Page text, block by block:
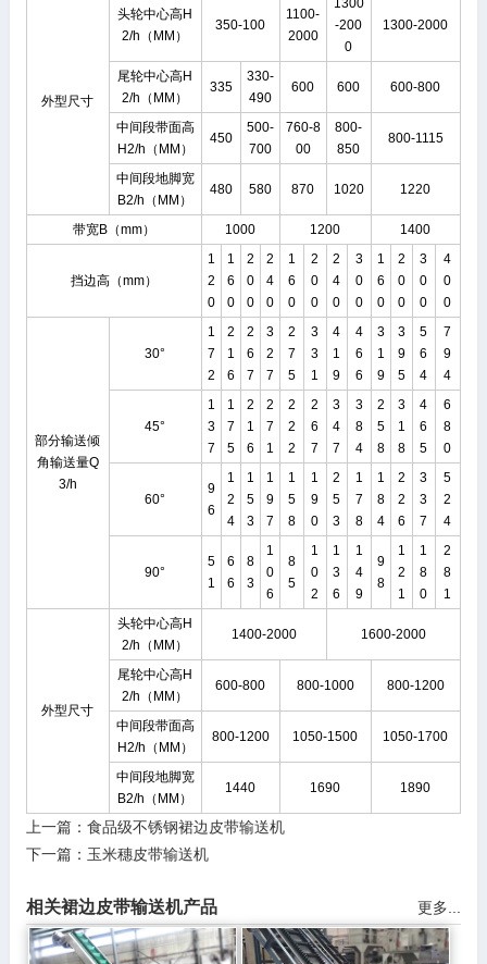
外型尺寸
头轮中心高H
2/h（MM）
350-100
1100-
2000
-200
0
1300-2000
尾轮中心高H
2/h（MM）
335
330-
490
600 600 600-800
中间段带面高
H2/h（MM）
450
500-
700
760-8
00
800-
850
800-1115
中间段地脚宽
B2/h（MM）
480 580 870 1020 1220
带宽B（mm） 1000 1200 1400
挡边高（mm）
1
2
0
1
6
0
2
0
0
2
4
0
1
6
0
2
0
0
2
4
0
3
0
0
1
6
0
2
0
0
3
0
0
4
0
0
部分输送倾
角输送量Q
3/h
30°
1
7
2
2
1
6
2
6
7
3
2
7
2
7
5
3
3
1
4
1
9
4
6
6
3
1
9
3
9
5
5
6
4
7
9
4
45°
1
3
7
1
7
5
2
1
6
2
7
1
2
2
2
2
6
7
3
4
7
3
8
4
2
5
8
3
1
8
4
6
5
6
8
0
60°
9
6
1
2
4
1
5
3
1
9
7
1
5
8
1
9
0
2
5
3
1
7
8
1
8
4
2
2
6
3
3
7
5
2
4
90°
5
1
6
6
8
3
1
0
6
8
5
1
0
2
1
3
6
1
4
9
9
8
1
2
1
1
8
0
2
8
1
外型尺寸
头轮中心高H
2/h（MM）
1400-2000 1600-2000
尾轮中心高H
2/h（MM）
600-800 800-1000 800-1200
中间段带面高
H2/h（MM）
800-1200 1050-1500 1050-1700
中间段地脚宽
B2/h（MM）
1440 1690 1890
上一篇： 食品级不锈钢裙边皮带输送机
下一篇： 玉米穗皮带输送机
相关裙边皮带输送机产品 更多...